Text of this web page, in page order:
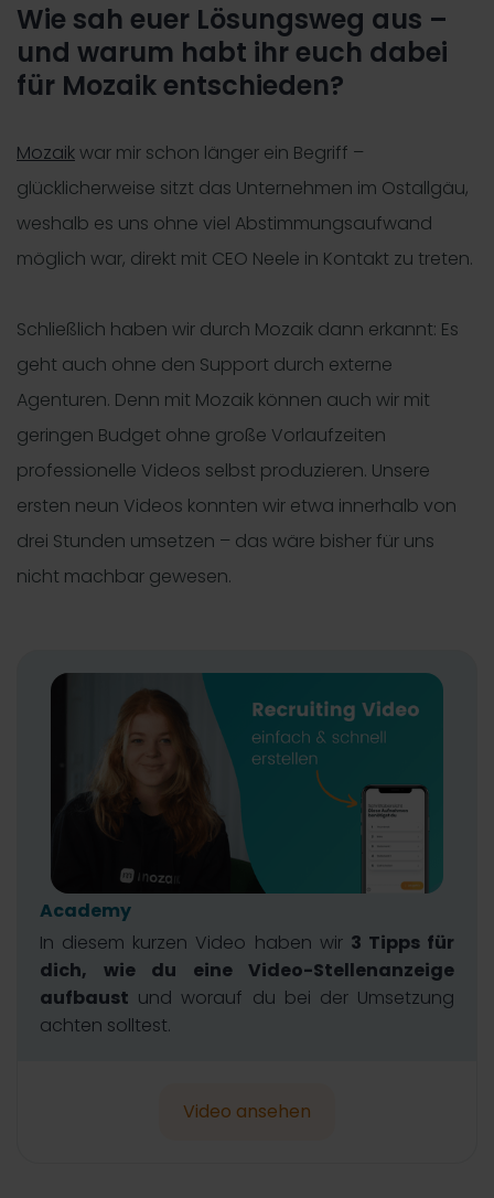
Wie sah euer Lösungsweg aus –
und warum habt ihr euch dabei
für Mozaik entschieden?
Mozaikwar mir schon länger ein Begriff –
glücklicherweise sitzt das Unternehmen im Ostallgäu,
weshalb es uns ohne viel Abstimmungsaufwand
möglich war, direkt mit CEO Neele in Kontakt zu treten.
Schließlich haben wir durch Mozaik dann erkannt: Es
geht auch ohne den Support durch externe
Agenturen. Denn mit Mozaik können auch wir mit
geringen Budget ohne große Vorlaufzeiten
professionelle Videos selbst produzieren. Unsere
ersten neun Videos konnten wir etwa innerhalb von
drei Stunden umsetzen – das wäre bisher für uns
nicht machbar gewesen.
Academy
In diesem kurzen Video haben wir 3 Tipps für
dich, wie du eine Video-Stellenanzeige
aufbaust und worauf du bei der Umsetzung
achten solltest.
Video ansehen